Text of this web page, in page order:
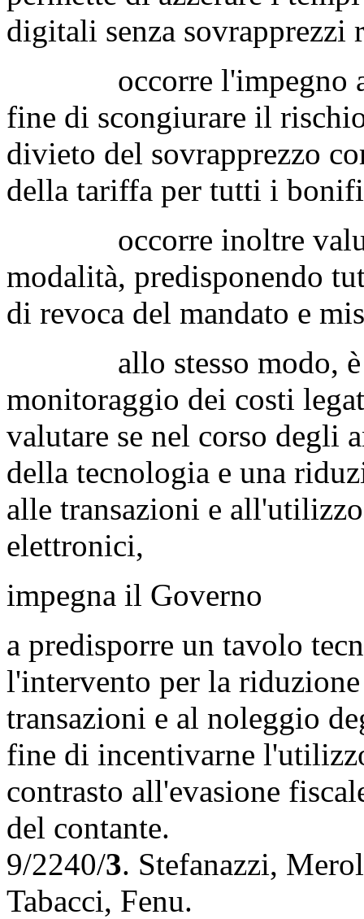
digitali senza
occorre l'impegno ad
fine di scongiurare il
divieto del sovrapprezzo
della tariffa per tutti i
occorre inoltre
modalità, predisponendo
di revoca del mandato e
allo stesso modo, è
monitoraggio dei costi
valutare se nel corso degli
della tecnologia e una
alle transazioni e
elettronici,
impegna il Governo
a predisporre un tavolo
l'intervento per la
transazioni e al noleggio
fine di incentivarne
contrasto all'evasione
del contante.
9/2240/3. Stefanazzi,
Tabacci, Fenu.